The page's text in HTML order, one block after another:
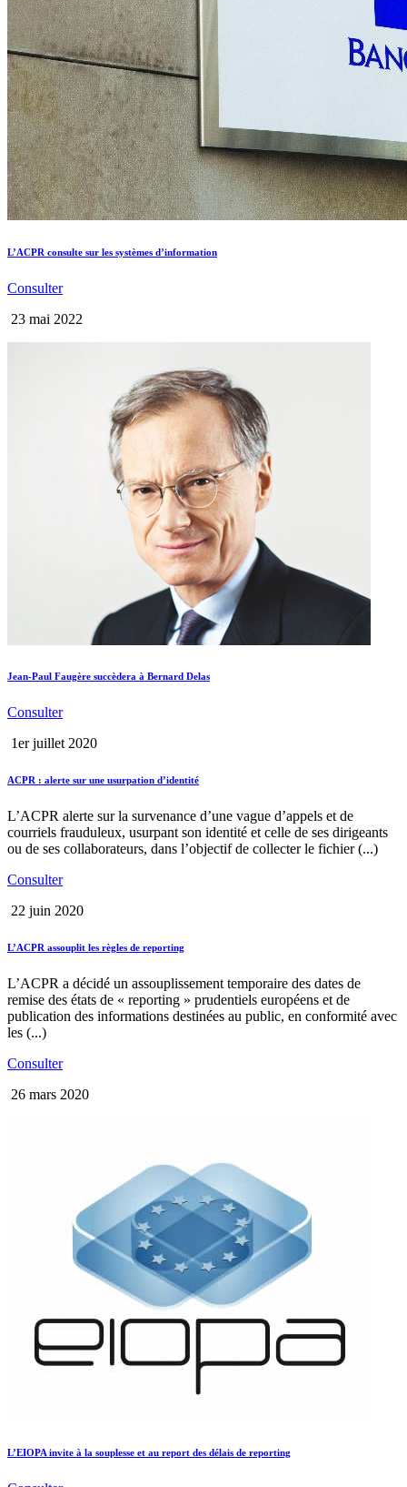
L’ACPR consulte sur les systèmes d’information
Consulter
23 mai 2022
Jean-Paul Faugère succèdera à Bernard Delas
Consulter
1er juillet 2020
ACPR : alerte sur une usurpation d’identité
L’ACPR alerte sur la survenance d’une vague d’appels et de
courriels frauduleux, usurpant son identité et celle de ses dirigeants
ou de ses collaborateurs, dans l’objectif de collecter le fichier (...)
Consulter
22 juin 2020
L’ACPR assouplit les règles de reporting
L’ACPR a décidé un assouplissement temporaire des dates de
remise des états de « reporting » prudentiels européens et de
publication des informations destinées au public, en conformité avec
les (...)
Consulter
26 mars 2020
L’EIOPA invite à la souplesse et au report des délais de reporting